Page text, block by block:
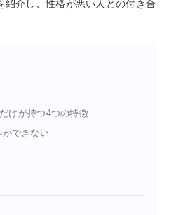
紹介し、性格が悪い人との付き合
けが持つ4つの特徴
できない